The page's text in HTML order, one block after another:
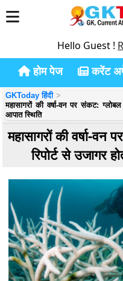
Hello Guest !
होम पेज करेंट
GKToday हिंदी
महासागरों की वर्षा-वन पर संकट:
आपात स्थिति
महासागरों की वर्षा-वन
रिपोर्ट से उजागर